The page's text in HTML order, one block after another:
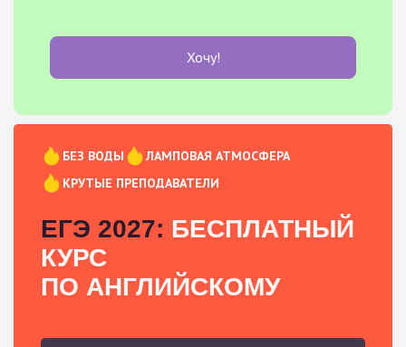
Хочу!
БЕЗ ВОДЫ
ЛАМПОВАЯ АТМОСФЕРА
КРУТЫЕ ПРЕПОДАВАТЕЛИ
ЕГЭ 2027: БЕСПЛАТНЫЙ
КУРС
ПО АНГЛИЙСКОМУ